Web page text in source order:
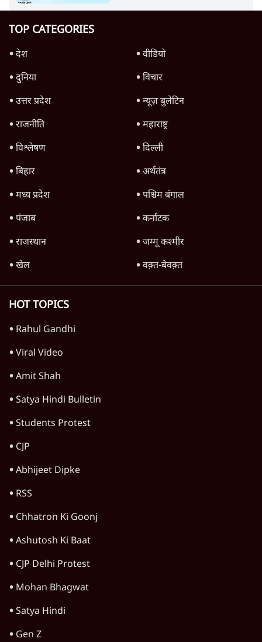
TOP CATEGORIES
देश
वीडियो
दुनिया
विचार
उत्तर प्रदेश
न्यूज़ बुलेटिन
राजनीति
महाराष्ट्र
विश्लेषण
दिल्ली
बिहार
अर्थतंत्र
मध्य प्रदेश
पश्चिम बंगाल
पंजाब
कर्नाटक
राजस्थान
जम्मू कश्मीर
खेल
वक़्त-बेवक़्त
HOT TOPICS
Rahul Gandhi
Viral Video
Amit Shah
Satya Hindi Bulletin
Students Protest
CJP
Abhijeet Dipke
RSS
Chhatron Ki Goonj
Ashutosh Ki Baat
CJP Delhi Protest
Mohan Bhagwat
Satya Hindi
Gen Z